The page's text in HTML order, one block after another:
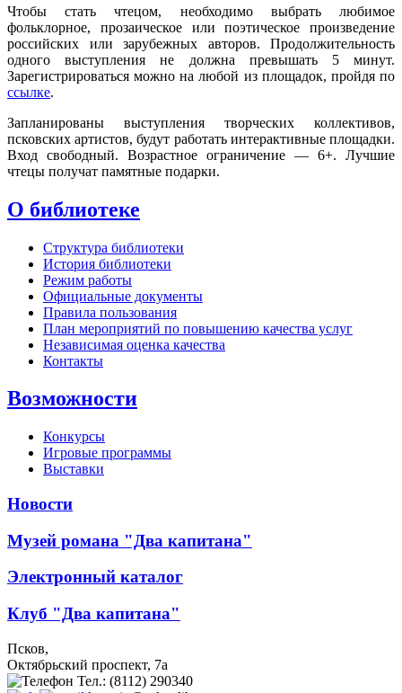
Чтобы стать чтецом, необходимо выбрать любимое
фольклорное, прозаическое или поэтическое произведение
российских или зарубежных авторов. Продолжительность
одного выступления не должна превышать 5 минут.
Зарегистрироваться можно на любой из площадок, пройдя по
ссылке.
Запланированы выступления творческих коллективов,
псковских артистов, будут работать интерактивные площадки.
Вход свободный. Возрастное ограничение — 6+. Лучшие
чтецы получат памятные подарки.
О библиотеке
Структура библиотеки
История библиотеки
Режим работы
Официальные документы
Правила пользования
План мероприятий по повышению качества услуг
Независимая оценка качества
Контакты
Возможности
Конкурсы
Игровые программы
Выставки
Новости
Музей романа "Два капитана"
Электронный каталог
Клуб "Два капитана"
Псков,
Октябрьский проспект, 7a
Тел.: (8112) 290340